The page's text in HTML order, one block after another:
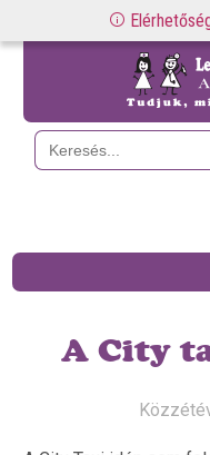
Search
for:
A City